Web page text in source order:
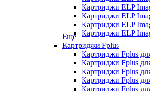
Картриджи ELP
Картриджи ELP
Картриджи ELP
Картриджи ELP
Еще
Картриджи Fplus
Картриджи Fplus
Картриджи Fplus
Картриджи Fplus
Картриджи Fplus
Картриджи Fplus